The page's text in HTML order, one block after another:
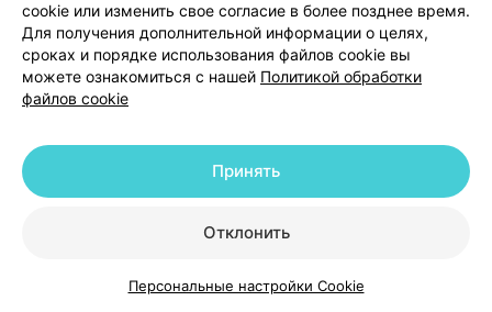
КаталогКорзинаИзбранноеПрофиль
магния стеарат.
оболочка: поливиниловый спирт, макрогол 3350,
тальк, титана диоксид (Е171); таблетки 5 мг, 10 мг и
20 мг содержат тоже железа оксид желтый (Е172)
Как выглядит препарат и что входит в
Эрлис 2,5 мг это круглые, двояковыпуклые
cookie или изменить свое согласие в более позднее время.
Для получения дополнительной информации о целях,
сроках и порядке использования файлов cookie вы
можете ознакомиться с нашей Политикой обработки
файлов cookie
Отклонить
Принять
Персональные настройки Cookie